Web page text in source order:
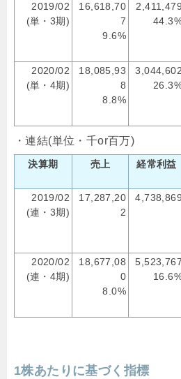
2019/02
(単・3期)
16,618,70
7
9.6%
2,411,479
2020/02
(単・4期)
18,085,93
8
8.8%
3,044,602
・連結(単位・千or百万)
決算期 売上 経常利益
2019/02
(連・3期)
17,287,20
2
4,738,869
2020/02
(連・4期)
18,677,08
0
8.0%
5,523,767
1株あたりに基づく指標